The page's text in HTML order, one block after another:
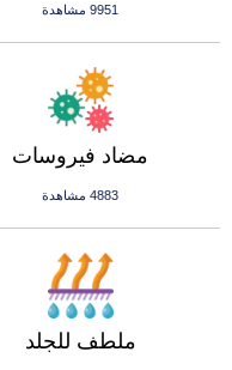
9951 مشاهدة
مضاد فيروسات
4883 مشاهدة
ملطف للجلد